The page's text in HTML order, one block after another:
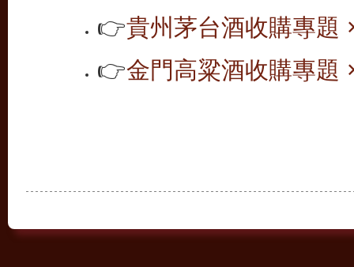
👉貴州茅台酒收購專題
👉金門高粱酒收購專題